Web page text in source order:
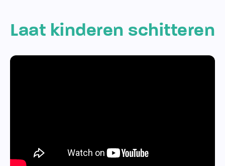
Laat kinderen schitteren